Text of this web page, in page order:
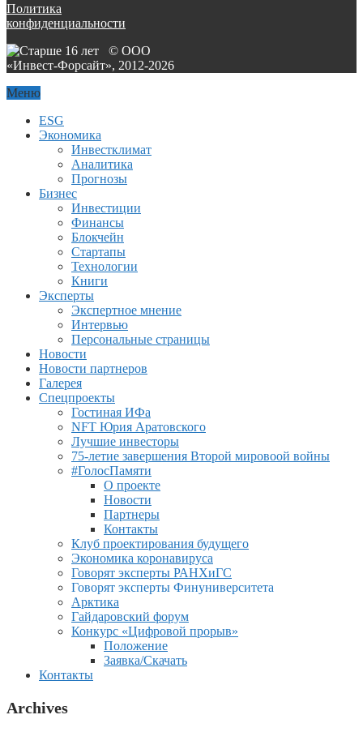
Политика
конфиденциальности
© ООО
«Инвест-Форсайт», 2012-2026
Меню
ESG
Экономика
Инвестклимат
Аналитика
Прогнозы
Бизнес
Инвестиции
Финансы
Блокчейн
Стартапы
Технологии
Книги
Эксперты
Экспертное мнение
Интервью
Персональные страницы
Новости
Новости партнеров
Галерея
Спецпроекты
Гостиная ИФа
NFT Юрия Аратовского
Лучшие инвесторы
75-летие завершения Второй мировоой войны
#ГолосПамяти
О проекте
Новости
Партнеры
Контакты
Клуб проектирования будущего
Экономика коронавируса
Говорят эксперты РАНХиГС
Говорят эксперты Финуниверситета
Арктика
Гайдаровский форум
Конкурс «Цифровой прорыв»
Положение
Заявка/Скачать
Контакты
Archives